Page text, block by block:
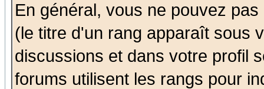
En général, vous ne pouvez
(le titre d'un rang apparaît sous
discussions et dans votre profil
forums utilisent les rangs pour